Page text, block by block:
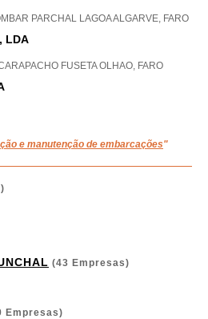
PARCHAL LAGOA ALGARVE, FARO
LDA
FUSETA OLHAO, FARO
e manutenção de embarcações"
(43 Empresas)
Empresas)